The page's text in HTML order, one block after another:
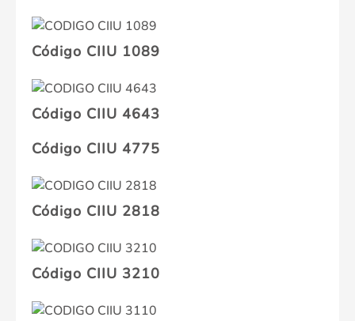
Código CIIU 1089
Código CIIU 4643
Código CIIU 4775
Código CIIU 2818
Código CIIU 3210